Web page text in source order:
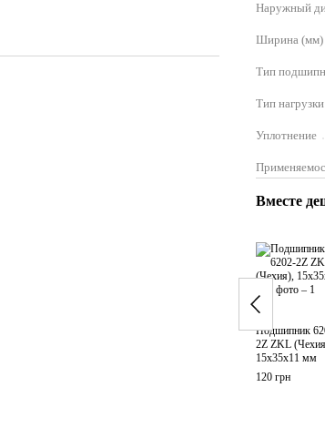
Наружный
Ширина (мм)
Тип
Тип нагрузки
Уплотнение
Вместе
Подшипник
2Z ZKL
15x35x11 мм
120 грн